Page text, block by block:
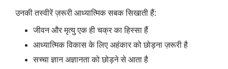
उनकी तस्वीरें ज़रूरी आध्यात्मिक सबक सिखाती हैं:
जीवन और मृत्यु एक ही चक्र का हिस्सा हैं
आध्यात्मिक विकास के लिए अहंकार को छोड़ना ज़रूरी है
सच्चा ज्ञान अज्ञानता को छोड़ने से आता है